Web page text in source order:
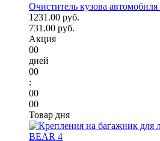
Очиститель кузова
1231.00 руб.
731.00 руб.
Акция
00
дней
00
:
00
00
Товар дня